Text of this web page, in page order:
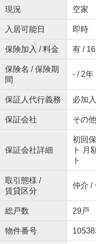
現況 空家
入居可能日 即時
保険加入 / 料金 有 /
保険名 / 保険期
間
- / 2年
保証人代行義務 必加入
保証会社 その他
保証会社詳細
初回
ト 月
ト
取引態様 /
賃貸区分
仲介 /
総戸数 29戸
物件番号